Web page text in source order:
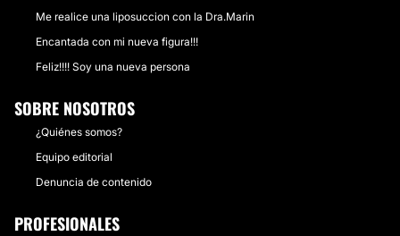
Me realice una liposuccion con la Dra.Marin
Encantada con mi nueva figura!!!
Feliz!!!! Soy una nueva persona
SOBRE NOSOTROS
¿Quiénes somos?
Equipo editorial
Denuncia de contenido
PROFESIONALES